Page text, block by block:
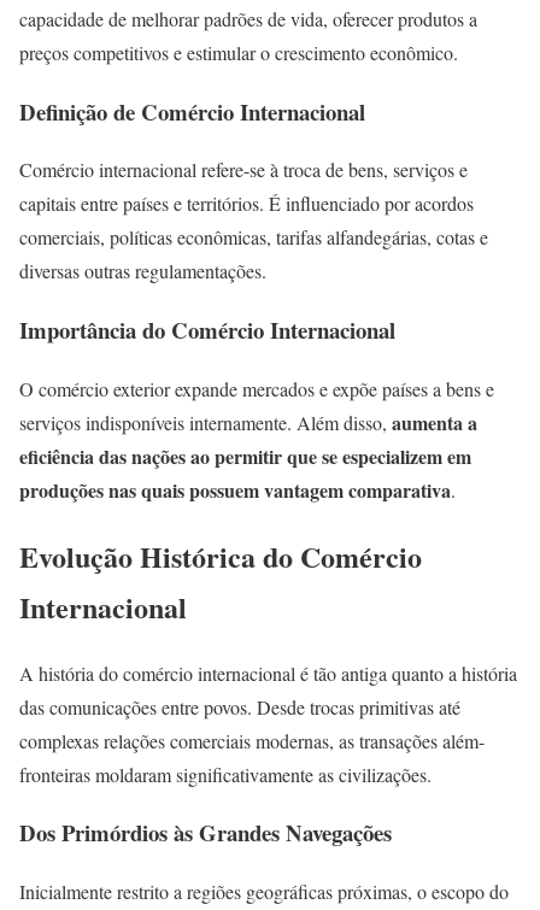
capacidade de melhorar padrões de vida, oferecer produtos a
preços competitivos e estimular o crescimento econômico.
Definição de Comércio Internacional
Comércio internacional refere-se à troca de bens, serviços e
capitais entre países e territórios. É influenciado por acordos
comerciais, políticas econômicas, tarifas alfandegárias, cotas e
diversas outras regulamentações.
Importância do Comércio Internacional
O comércio exterior expande mercados e expõe países a bens e
serviços indisponíveis internamente. Além disso, aumenta a
eficiência das nações ao permitir que se especializem em
produções nas quais possuem vantagem comparativa.
Evolução Histórica do Comércio
Internacional
A história do comércio internacional é tão antiga quanto a história
das comunicações entre povos. Desde trocas primitivas até
complexas relações comerciais modernas, as transações além-
fronteiras moldaram significativamente as civilizações.
Dos Primórdios às Grandes Navegações
Inicialmente restrito a regiões geográficas próximas, o escopo do